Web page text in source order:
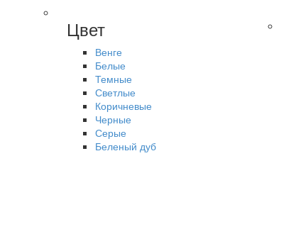
Цвет
Венге
Белые
Темные
Светлые
Коричневые
Черные
Серые
Беленый дуб